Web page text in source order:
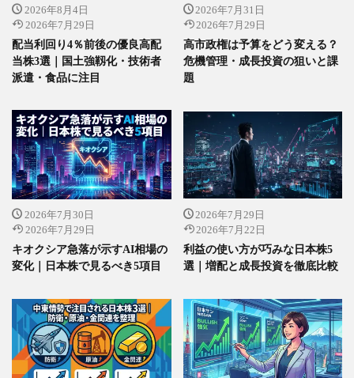
2026年8月4日
2026年7月29日
配当利回り4％前後の優良高配
当株3選｜国土強靱化・技術者
派遣・食品に注目
2026年7月31日
2026年7月29日
高市政権は予算をどう変える？
危機管理・成長投資の狙いと課
題
2026年7月30日
2026年7月29日
キオクシア急落が示すAI相場の
変化｜日本株で見るべき5項目
2026年7月29日
2026年7月22日
利益の使い方が巧みな日本株5
選｜増配と成長投資を徹底比較